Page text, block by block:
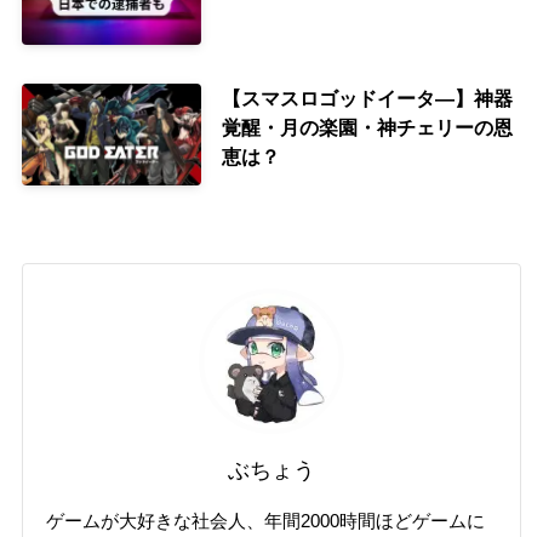
【スマスロゴッドイータ―】神器
覚醒・月の楽園・神チェリーの恩
恵は？
ぶちょう
ゲームが大好きな社会人、年間2000時間ほどゲームに